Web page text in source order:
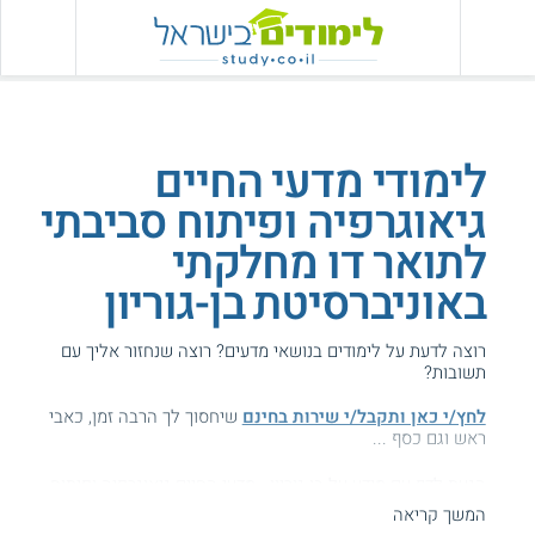
לימודי מדעי החיים
גיאוגרפיה ופיתוח סביבתי
לתואר דו מחלקתי
באוניברסיטת בן-גוריון
רוצה לדעת על לימודים בנושאי מדעים? רוצה שנחזור אליך עם
תשובות?
לחץ/י כאן ותקבל/י שירות בחינם שיחסוך לך הרבה זמן, כאבי
ראש וגם כסף ...
סביבתי.
המשך קריאה